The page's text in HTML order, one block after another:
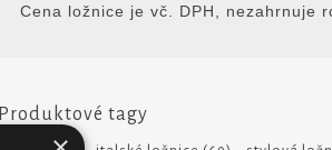
Cena ložnice je vč. DPH, nezahrnuje
Produktové tagy